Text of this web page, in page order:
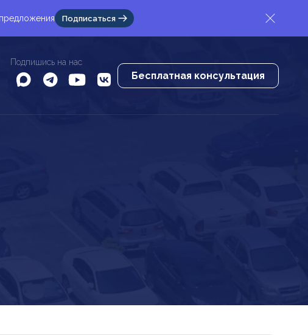
Подписаться
Подпишись на нас
Бесплатная консультация